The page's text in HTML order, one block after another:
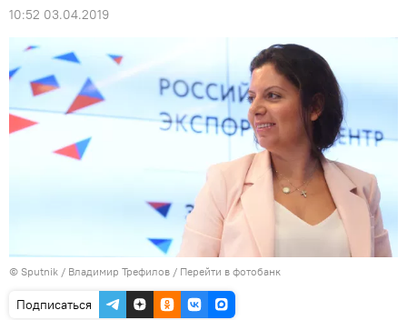
10:52 03.04.2019
© Sputnik / Владимир Трефилов / Перейти в фотобанк
Подписаться